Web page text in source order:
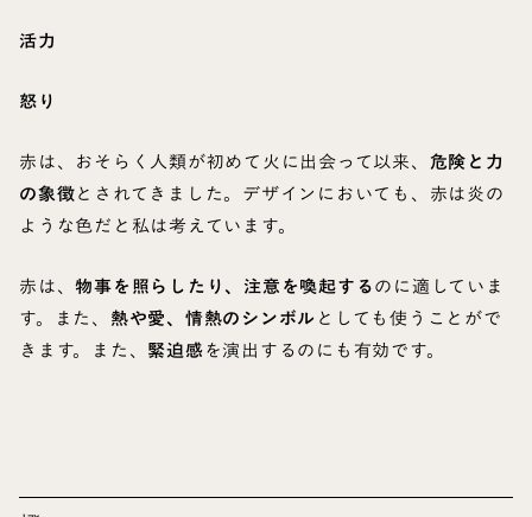
活力
怒り
赤は、おそらく人類が初めて火に出会って以来、 危険と力
の象徴とされてきました。デザインにおいても、赤は炎の
ような色だと私は考えています。
赤は、物事を照らしたり、注意を喚起するのに適していま
す。また、 熱や愛、情熱のシンボルとしても使うことがで
きます。また、 緊迫感を演出するのにも有効です。